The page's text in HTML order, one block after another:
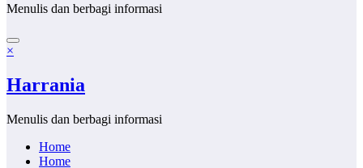
Menulis dan berbagi informasi
×
Harrania
Menulis dan berbagi informasi
Home
Home